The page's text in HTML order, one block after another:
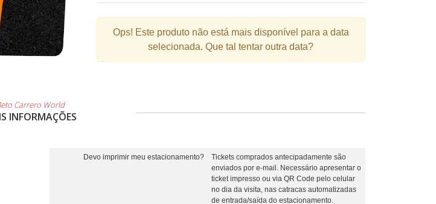
1
2 3 4 5 6 7 8
Ops! Este produto não está mais disponível para a data
selecionada. Que tal tentar outra data?
Carrero World
INFORMAÇÕES
Devo imprimir meu estacionamento?
Tickets comprados antecipadamente são
enviados por e-mail. Necessário apresentar o
ticket impresso ou via QR Code pelo celular
no dia da visita, nas catracas automatizadas
de entrada/saída do estacionamento.